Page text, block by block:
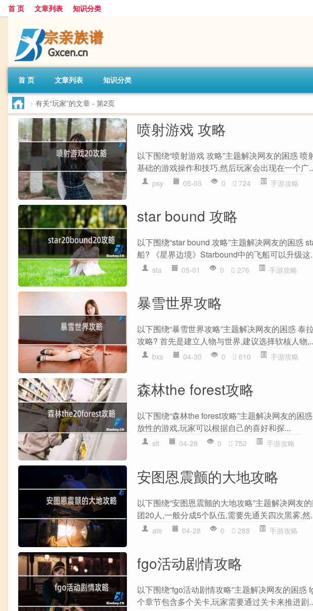
首 页 文章列表 知识分类
首 页 文章列表 知识分类
> 有关“玩家”的文章 - 第2页
喷射游戏 攻略
以下围绕“喷射游戏 攻略”主题解决网友的困惑
基础的游戏操作和技巧,然后玩家会出现在一个广
psy 05-03 0 724 手游攻略
star bound 攻略
以下围绕“star bound 攻略”主题解决网友的困惑
船? 《星界边境》Starbound中的飞船可以升级这
sta 05-01 0 276 手游攻略
暴雪世界攻略
以下围绕“暴雪世界攻略”主题解决网友的困惑
攻略? 首先是建立人物与世界,建议选择软核人物
bxs 04-30 0 610 手游攻略
森林the forest攻略
以下围绕“森林the forest攻略”主题解决网友的困
放性的游戏,玩家可以根据自己的喜好和探...
slt 04-28 0 752 手游攻略
安图恩震颤的大地攻略
以下围绕“安图恩震颤的大地攻略”主题解决网友
团20人,一般分成5个队伍,需要先通关四次黑雾,然
ate 04-28 0 288 手游攻略
fgo活动剧情攻略
以下围绕“fgo活动剧情攻略”主题解决网友的困
个章节包含多个关卡,玩家需要通过关卡来推进剧